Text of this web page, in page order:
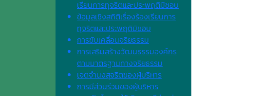
เรียนการทุจริตและประพฤติมิชอบ
ข้อมูลเชิงสถิติเรื่องร้องเรียนการ
ทุจริตและประพฤติมิชอบ
การขับเคลื่อนจริยธรรม
การเสริมสร้างวัฒนธรรมองค์กร
ตามมาตรฐานทางจริยธรรม
เจตจํานงสุจริตของผู้บริหาร
การมีส่วนร่วมของผู้บริหาร